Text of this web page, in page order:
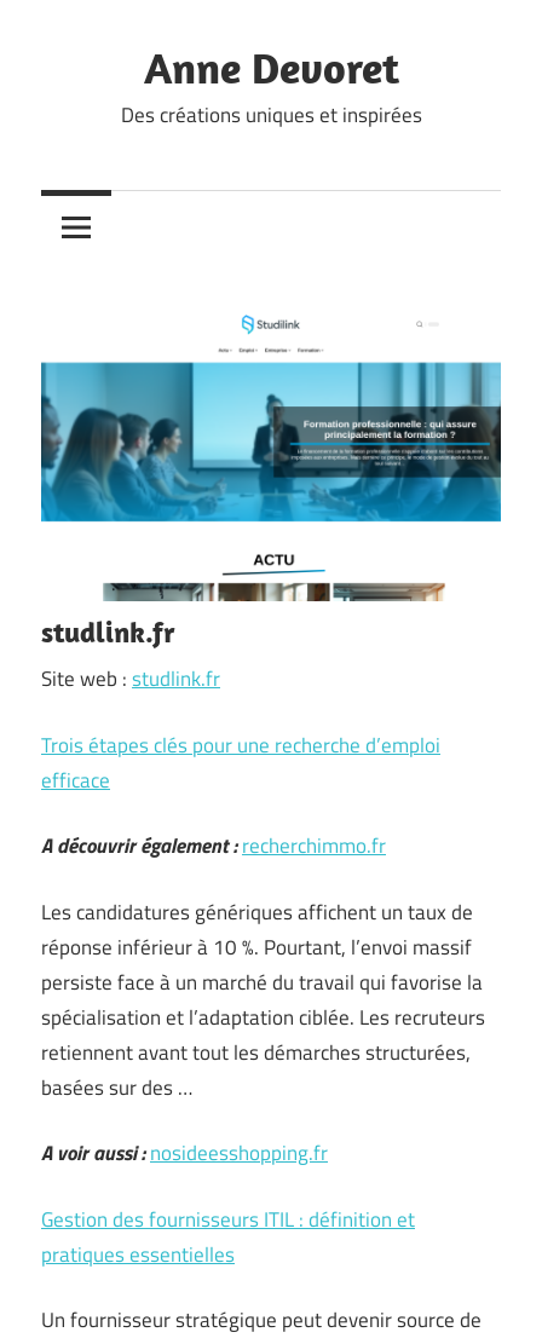
Anne Devoret
Des créations uniques et inspirées
studlink.fr
Site web :studlink.fr
Trois étapes clés pour une recherche d’emploi
efficace
A découvrir également :recherchimmo.fr
Les candidatures génériques affichent un taux de
réponse inférieur à 10 %. Pourtant, l’envoi massif
persiste face à un marché du travail qui favorise la
spécialisation et l’adaptation ciblée. Les recruteurs
retiennent avant tout les démarches structurées,
basées sur des …
A voir aussi :nosideesshopping.fr
Gestion des fournisseurs ITIL : définition et
pratiques essentielles
Un fournisseur stratégique peut devenir source de